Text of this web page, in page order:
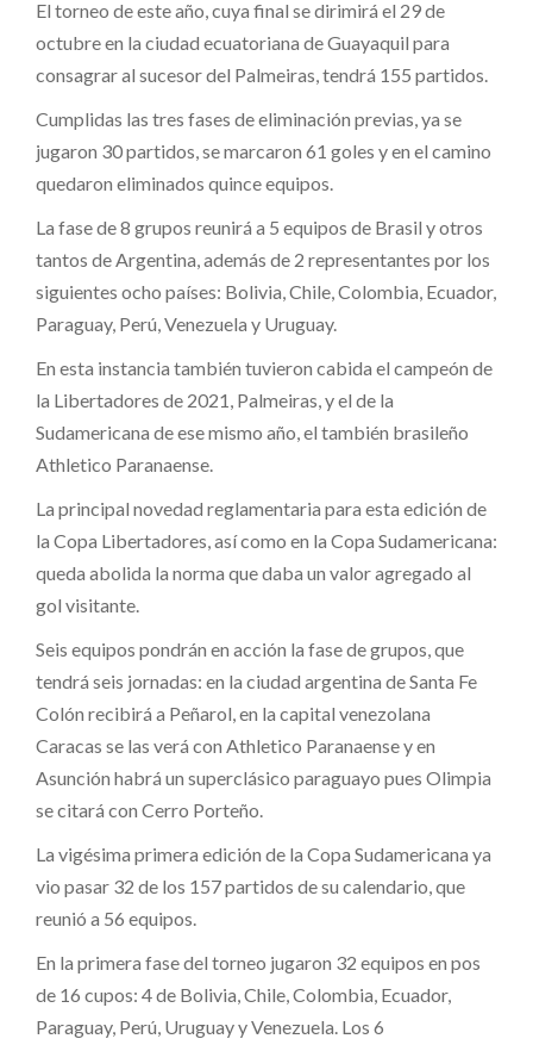
El torneo de este año, cuya final se dirimirá el 29 de
octubre en la ciudad ecuatoriana de Guayaquil para
consagrar al sucesor del Palmeiras, tendrá 155 partidos.
Cumplidas las tres fases de eliminación previas, ya se
jugaron 30 partidos, se marcaron 61 goles y en el camino
quedaron eliminados quince equipos.
La fase de 8 grupos reunirá a 5 equipos de Brasil y otros
tantos de Argentina, además de 2 representantes por los
siguientes ocho países: Bolivia, Chile, Colombia, Ecuador,
Paraguay, Perú, Venezuela y Uruguay.
En esta instancia también tuvieron cabida el campeón de
la Libertadores de 2021, Palmeiras, y el de la
Sudamericana de ese mismo año, el también brasileño
Athletico Paranaense.
La principal novedad reglamentaria para esta edición de
la Copa Libertadores, así como en la Copa Sudamericana:
queda abolida la norma que daba un valor agregado al
gol visitante.
Seis equipos pondrán en acción la fase de grupos, que
tendrá seis jornadas: en la ciudad argentina de Santa Fe
Colón recibirá a Peñarol, en la capital venezolana
Caracas se las verá con Athletico Paranaense y en
Asunción habrá un superclásico paraguayo pues Olimpia
se citará con Cerro Porteño.
La vigésima primera edición de la Copa Sudamericana ya
vio pasar 32 de los 157 partidos de su calendario, que
reunió a 56 equipos.
En la primera fase del torneo jugaron 32 equipos en pos
de 16 cupos: 4 de Bolivia, Chile, Colombia, Ecuador,
Paraguay, Perú, Uruguay y Venezuela. Los 6